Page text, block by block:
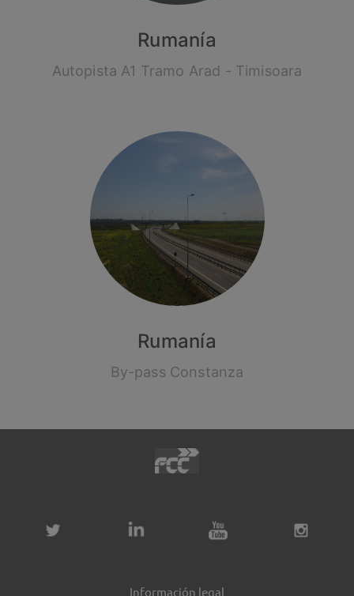
Rumanía
Autopista A1 Tramo Arad - Timisoara
Rumanía
By-pass Constanza
Información legal